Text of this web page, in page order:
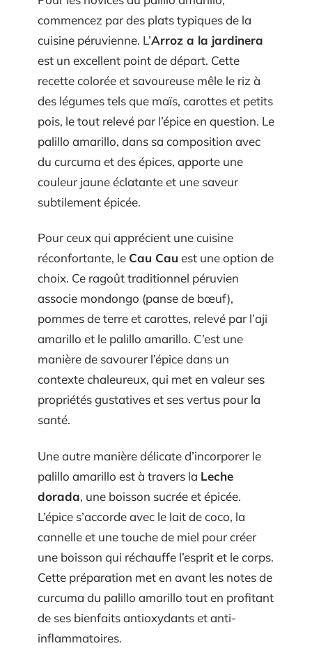
commencez par des plats typiques de la
cuisine péruvienne. L’Arroz a la jardinera
est un excellent point de départ. Cette
recette colorée et savoureuse mêle le riz à
des légumes tels que maïs, carottes et petits
pois, le tout relevé par l’épice en question. Le
palillo amarillo, dans sa composition avec
du curcuma et des épices, apporte une
couleur jaune éclatante et une saveur
subtilement épicée.
Pour ceux qui apprécient une cuisine
réconfortante, le Cau Cau est une option de
choix. Ce ragoût traditionnel péruvien
associe mondongo (panse de bœuf),
pommes de terre et carottes, relevé par l’aji
amarillo et le palillo amarillo. C’est une
manière de savourer l’épice dans un
contexte chaleureux, qui met en valeur ses
propriétés gustatives et ses vertus pour la
santé.
Une autre manière délicate d’incorporer le
palillo amarillo est à travers la Leche
dorada, une boisson sucrée et épicée.
L’épice s’accorde avec le lait de coco, la
cannelle et une touche de miel pour créer
une boisson qui réchauffe l’esprit et le corps.
Cette préparation met en avant les notes de
curcuma du palillo amarillo tout en profitant
de ses bienfaits antioxydants et anti-
inflammatoires.